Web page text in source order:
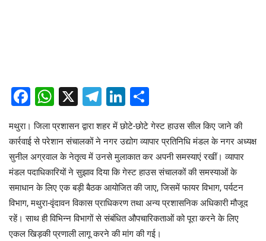
Facebook
WhatsApp
X Telegram
LinkedIn
मथुरा। जिला प्रशासन द्वारा शहर में छोटे-छोटे गेस्ट हाउस सील किए जाने की
कार्रवाई से परेशान संचालकों ने नगर उद्योग व्यापार प्रतिनिधि मंडल के नगर अध्यक्ष
सुनील अग्रवाल के नेतृत्व में उनसे मुलाकात कर अपनी समस्याएं रखीं। व्यापार
मंडल पदाधिकारियों ने सुझाव दिया कि गेस्ट हाउस संचालकों की समस्याओं के
समाधान के लिए एक बड़ी बैठक आयोजित की जाए, जिसमें फायर विभाग, पर्यटन
विभाग, मथुरा-वृंदावन विकास प्राधिकरण तथा अन्य प्रशासनिक अधिकारी मौजूद
रहें। साथ ही विभिन्न विभागों से संबंधित औपचारिकताओं को पूरा करने के लिए
एकल खिड़की प्रणाली लागू करने की मांग की गई।